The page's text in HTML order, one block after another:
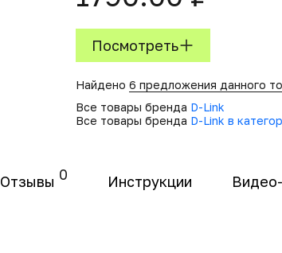
Посмотреть
Найдено 6 предложения данного
Все товары бренда D-Link
Все товары бренда D-Link в
Отзывы 0 Инструкции